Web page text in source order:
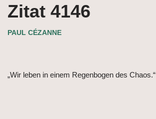
Zitat 4146
PAUL CÉZANNE
„Wir leben in einem Regenbogen des Chaos.“